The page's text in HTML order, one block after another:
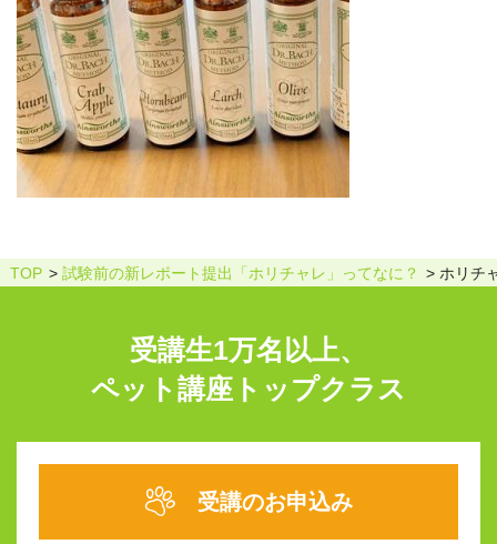
TOP 試験前の新レポート提出「ホリチャレ」ってなに？ ホリチ
受講生1万名以上、
ペット講座トップクラス
受講のお申込み